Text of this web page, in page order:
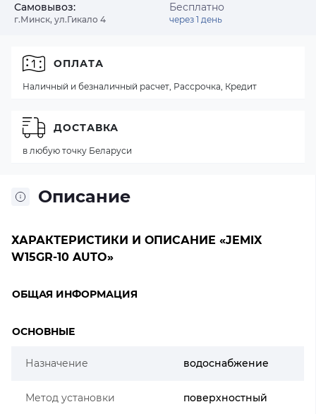
Самовывоз:
г.Минск, ул.Гикало 4
Бесплатно
через 1 день
Описание
ХАРАКТЕРИСТИКИ И ОПИСАНИЕ «JEMIX
W15GR-10 AUTO»
ОБЩАЯ ИНФОРМАЦИЯ
ОСНОВНЫЕ
Назначение водоснабжение
Метод установки поверхностный
ОПЛАТА
Наличный и безналичный расчет, Рассрочка, Кредит
ДОСТАВКА
в любую точку Беларуси